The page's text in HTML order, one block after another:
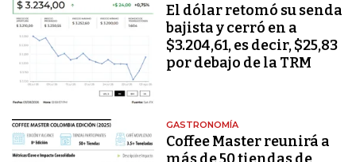
El dólar retomó su senda
bajista y cerró en a
$3.204,61, es decir, $25,83
por debajo de la TRM
GASTRONOMÍA
Coffee Master reunirá a